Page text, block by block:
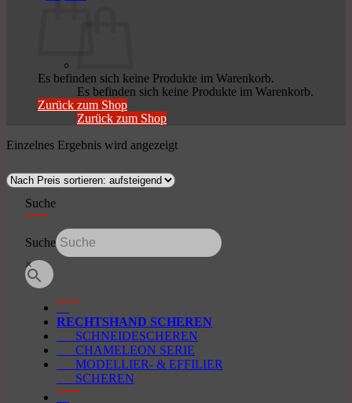
Es befinden sich keine Produkte im Warenkorb.
Zurück zum Shop
Es befinden sich keine Produkte im Warenkorb.
Zurück zum Shop
Einzelnes Ergebnis wird angezeigt
Suche
Suche
×
RECHTSHAND SCHEREN
SCHNEIDESCHEREN
CHAMELEON SERIE
MODELLIER- & EFFILIER
SCHEREN